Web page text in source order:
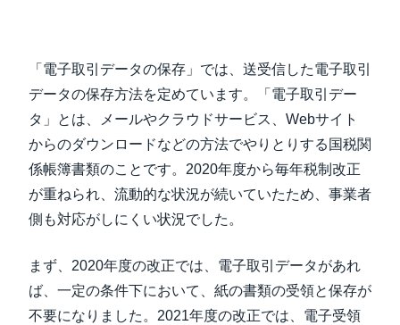
「電子取引データの保存」では、送受信した電子取引
データの保存方法を定めています。「電子取引デー
タ」とは、メールやクラウドサービス、Webサイト
からのダウンロードなどの方法でやりとりする国税関
係帳簿書類のことです。2020年度から毎年税制改正
が重ねられ、流動的な状況が続いていたため、事業者
側も対応がしにくい状況でした。
まず、2020年度の改正では、電子取引データがあれ
ば、一定の条件下において、紙の書類の受領と保存が
不要になりました。2021年度の改正では、電子受領